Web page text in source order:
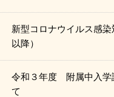
新型コロナウイルス感
以降）
令和３年度 附属中入学
て